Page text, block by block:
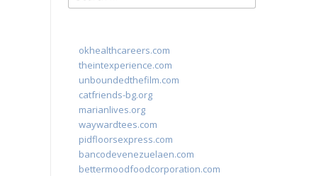
for:
okhealthcareers.com
theintexperience.com
unboundedthefilm.com
catfriends-bg.org
marianlives.org
waywardtees.com
pidfloorsexpress.com
bancodevenezuelaen.com
bettermoodfoodcorporation.com